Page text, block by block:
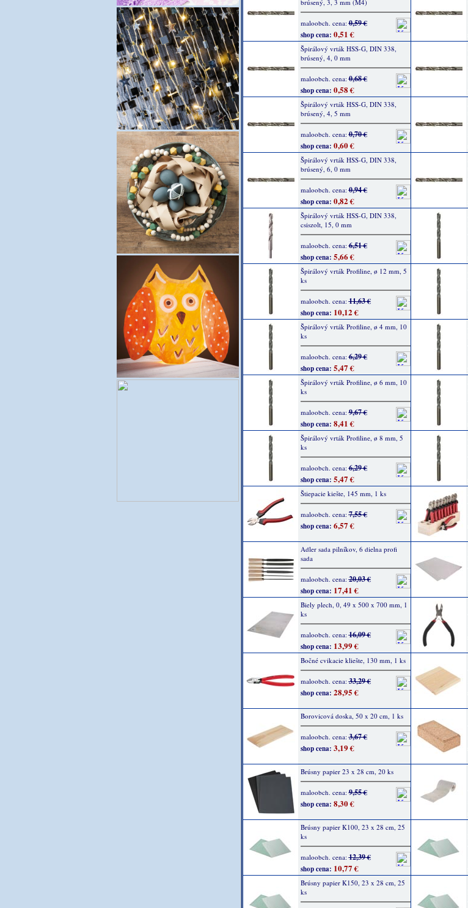
brúsený, 3, 3 mm (M4)
maloobch. cena:0,59 €
shop cena: 0,51 €
Špirálový vrták HSS-G, DIN 338,
brúsený, 4, 0 mm
maloobch. cena:0,68 €
shop cena: 0,58 €
Špirálový vrták HSS-G, DIN 338,
brúsený, 4, 5 mm
maloobch. cena:0,70 €
shop cena: 0,60 €
Špirálový vrták HSS-G, DIN 338,
brúsený, 6, 0 mm
maloobch. cena:0,94 €
shop cena: 0,82 €
Špirálový vrták HSS-G, DIN 338,
csiszolt, 15, 0 mm
maloobch. cena:6,51 €
shop cena: 5,66 €
Špirálový vrták Profiline, ø 12 mm, 5
ks
maloobch. cena:11,63 €
shop cena: 10,12 €
Špirálový vrták Profiline, ø 4 mm, 10
ks
maloobch. cena:6,29 €
shop cena: 5,47 €
Špirálový vrták Profiline, ø 6 mm, 10
ks
maloobch. cena:9,67 €
shop cena: 8,41 €
Špirálový vrták Profiline, ø 8 mm, 5
ks
maloobch. cena:6,29 €
shop cena: 5,47 €
Štiepacie kiešte, 145 mm, 1 ks
maloobch. cena:7,55 €
shop cena: 6,57 €
Adler sada pilníkov, 6 dielna profi
sada
maloobch. cena:20,03 €
shop cena: 17,41 €
Biely plech, 0, 49 x 500 x 700 mm, 1
ks
maloobch. cena:16,09 €
shop cena: 13,99 €
Bočné cvikacie kliešte, 130 mm, 1 ks
maloobch. cena:33,29 €
shop cena: 28,95 €
Borovicová doska, 50 x 20 cm, 1 ks
maloobch. cena:3,67 €
shop cena: 3,19 €
Brúsny papier 23 x 28 cm, 20 ks
maloobch. cena:9,55 €
shop cena: 8,30 €
Brúsny papier K100, 23 x 28 cm, 25
ks
maloobch. cena:12,39 €
shop cena: 10,77 €
Brúsny papier K150, 23 x 28 cm, 25
ks